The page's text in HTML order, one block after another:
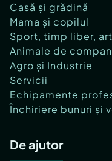
Casă și grădină
Mama și copilul
Sport, timp liber,
Animale de
Agro și Industrie
Servicii
Echipamente
Închiriere bunuri și
De ajutor